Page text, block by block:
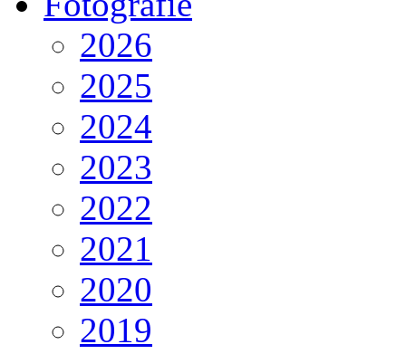
2026
2025
2024
2023
2022
2021
2020
2019